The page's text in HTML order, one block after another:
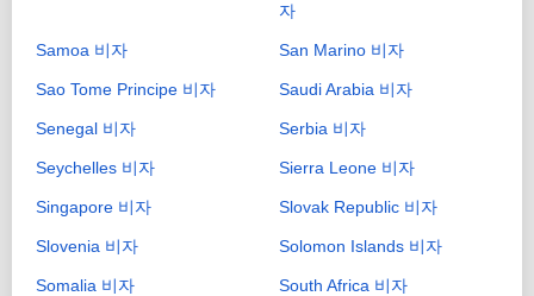
자
Samoa 비자 San Marino 비자
Sao Tome Principe 비자 Saudi Arabia 비자
Senegal 비자 Serbia 비자
Seychelles 비자 Sierra Leone 비자
Singapore 비자 Slovak Republic 비자
Slovenia 비자 Solomon Islands 비자
Somalia 비자 South Africa 비자